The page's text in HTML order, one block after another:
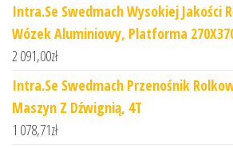
Intra.Se Swedmach Wysokiej Jakości
Wózek Aluminiowy, Platforma
2 091,00zł
Intra.Se Swedmach Przenośnik
Maszyn Z Dźwignią, 4T
1 078,71zł